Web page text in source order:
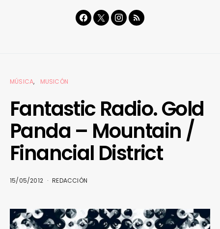
MÚSICA MUSICÓN
Fantastic Radio. Gold
Panda – Mountain /
Financial District
15/05/2012 REDACCIÓN